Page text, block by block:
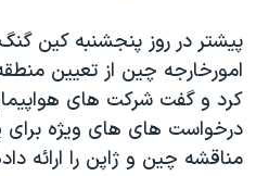
پیشتر در روز پنجشنبه کین
امورخارجه چین از تعیین
کرد و گفت شرکت های
درخواست های های ویژه برای
مناقشه چین و ژاپن را ارائه